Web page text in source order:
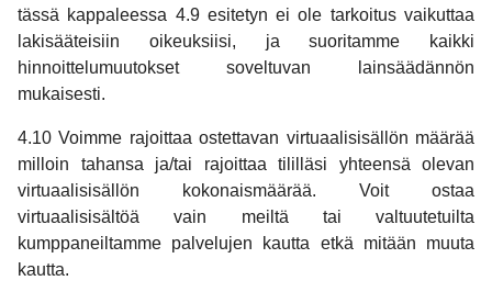
tässä kappaleessa 4.9 esitetyn ei ole tarkoitus vaikuttaa
lakisääteisiin oikeuksiisi, ja suoritamme kaikki
hinnoittelumuutokset soveltuvan lainsäädännön
mukaisesti.
4.10 Voimme rajoittaa ostettavan virtuaalisisällön määrää
milloin tahansa ja/tai rajoittaa tililläsi yhteensä olevan
virtuaalisisällön kokonaismäärää. Voit ostaa
virtuaalisisältöä vain meiltä tai valtuutetuilta
kumppaneiltamme palvelujen kautta etkä mitään muuta
kautta.